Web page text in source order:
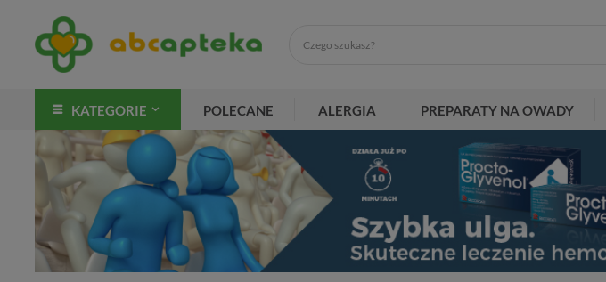
KATEGORIE POLECANE ALERGIA PREPARATY NA OWADY